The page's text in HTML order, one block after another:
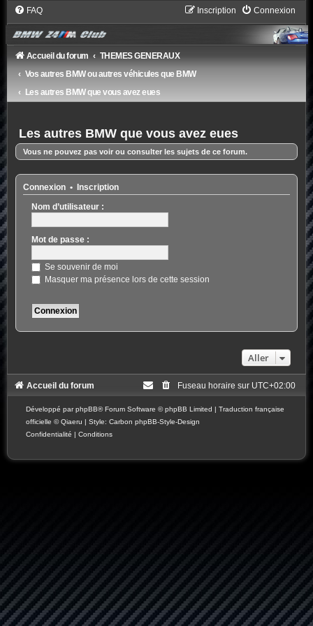
FAQ Connexion
Inscription
Accueil du forum
THEMES GENERAUX
Vos autres BMW ou autres véhicules que BMW
Les autres BMW que vous avez eues
Les autres BMW que vous avez eues
Vous ne pouvez pas voir ou consulter les sujets de ce forum.
Connexion• Inscription
Nom d’utilisateur :
Mot de passe :
Se souvenir de moi
Masquer ma présence lors de cette session
Aller
Accueil du forum Fuseau horaire sur UTC+02:00
Développé parphpBB® Forum Software © phpBB Limited | Traduction française
officielle ©Qiaeru | Style: Carbon phpBB-Style-Design
Confidentialité | Conditions